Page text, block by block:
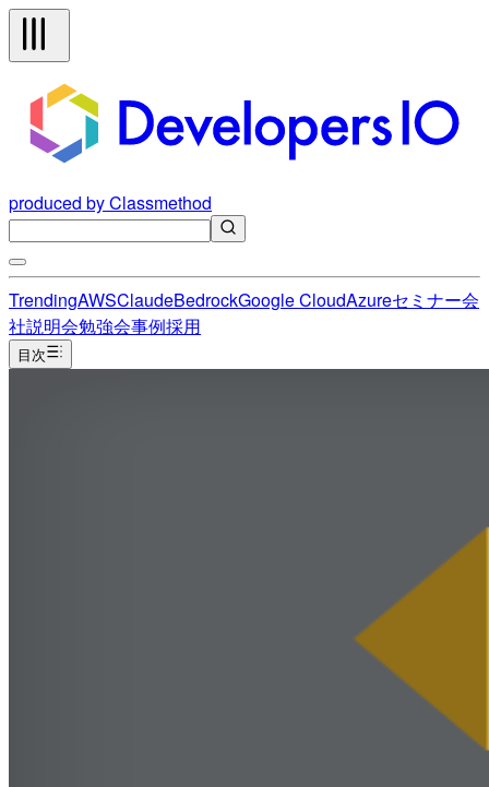
produced by Classmethod
TrendingAWSClaudeBedrockGoogle CloudAzureセミナー会
社説明会勉強会事例採用
目次